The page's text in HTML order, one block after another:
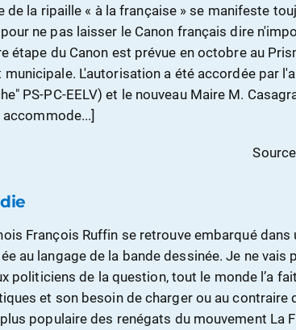
de la ripaille « à la française » se manifeste
ne pas laisser le Canon français dire
étape du Canon est prévue en octobre au
L'autorisation a été accordée par
PS-PC-EELV) et le nouveau Maire M.
François Ruffin se retrouve embarqué dans
au langage de la bande dessinée. Je ne vais
politiciens de la question, tout le monde l’a
et son besoin de charger ou au contraire
populaire des renégats du mouvement La